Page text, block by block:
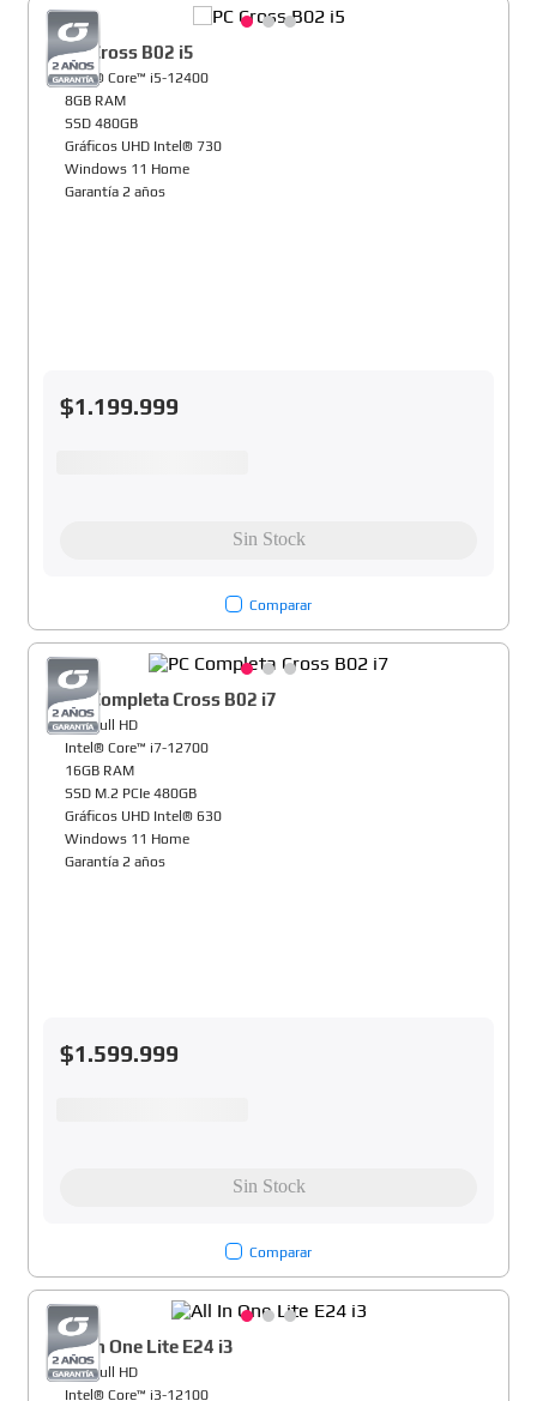
PC Cross B02 i5
Intel® Core™ i5-12400
8GB RAM
SSD 480GB
Gráficos UHD Intel® 730
Windows 11 Home
Garantía 2 años
$1.199.999
Comparar
PC Completa Cross B02 i7
22" Full HD
Intel® Core™ i7-12700
16GB RAM
SSD M.2 PCIe 480GB
Gráficos UHD Intel® 630
Windows 11 Home
Garantía 2 años
$1.599.999
Comparar
All In One Lite E24 i3
24" Full HD
Intel® Core™ i3-12100